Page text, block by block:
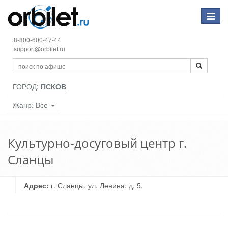
Toggle
8-800-600-47-44
support@orbilet.ru
ГОРОД: ПСКОВ
Жанр: Все
Культурно-досуговый центр г.
Сланцы
Адрес: г. Сланцы, ул. Ленина, д. 5.